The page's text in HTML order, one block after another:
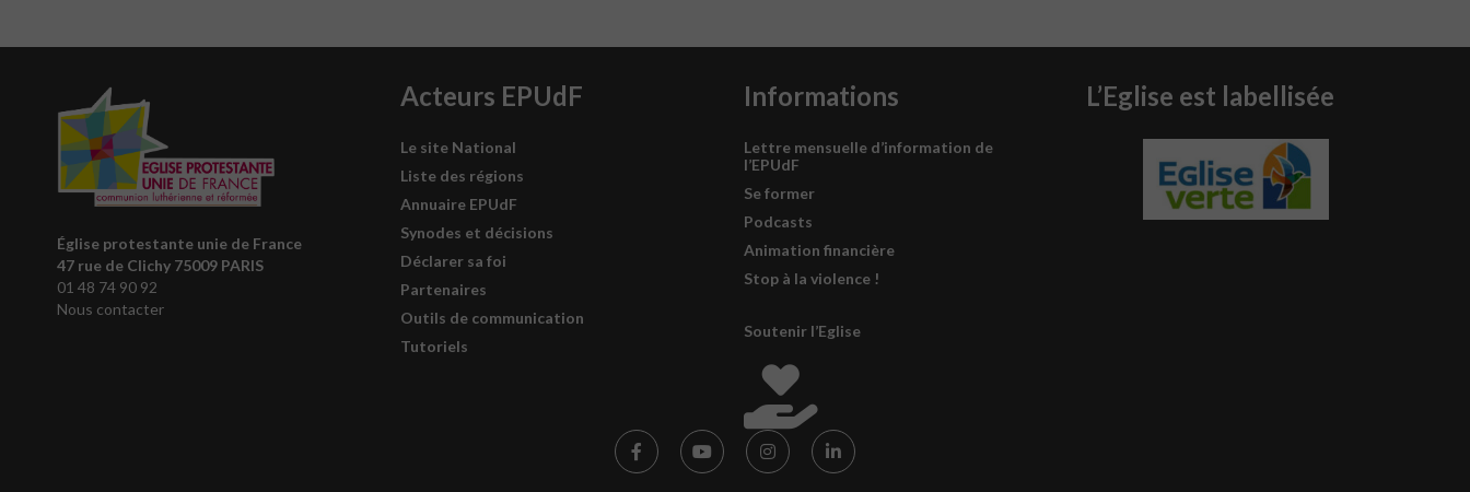
Église protestante unie de France
47 rue de Clichy 75009 PARIS
01 48 74 90 92
Nous contacter
Acteurs EPUdF
Le site National
Liste des régions
Annuaire EPUdF
Synodes et décisions
Déclarer sa foi
Partenaires
Outils de communication
Tutoriels
Informations
Lettre mensuelle d’information de
l’EPUdF
Se former
Podcasts
Animation financière
Stop à la violence !
Soutenir l’Eglise
L’Eglise est labellisée